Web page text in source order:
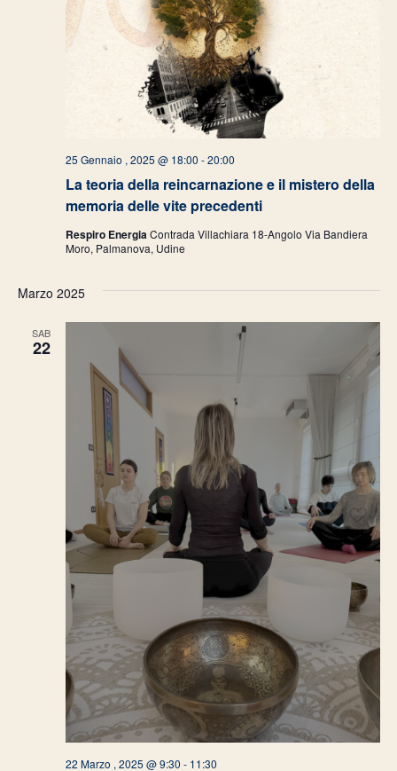
La teoria della reincarnazione e il mistero della
memoria delle vite precedenti
25 Gennaio , 2025 @ 18:00 -20:00
Respiro EnergiaContrada Villachiara 18-Angolo Via Bandiera
Moro, Palmanova, Udine
Marzo 2025
SAB
22
22 Marzo , 2025 @ 9:30 - 11:30